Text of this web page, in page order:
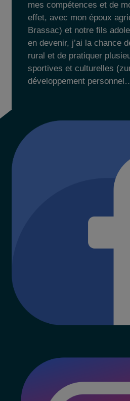
mes compétences et de
effet, avec mon époux
Brassac) et notre fils
en devenir, j’ai la chance
rural et de pratiquer
sportives et culturelles
développement